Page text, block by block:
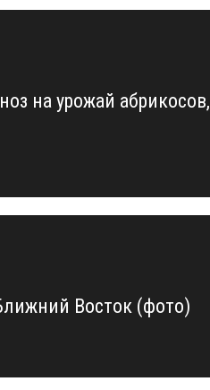
на урожай абрикосов,
Восток (фото)